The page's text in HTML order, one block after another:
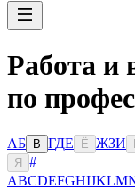
Работа и
по
АБ В ГДЕ Ё ЖЗИ
Я
#
ABCDEFGHIJKLM